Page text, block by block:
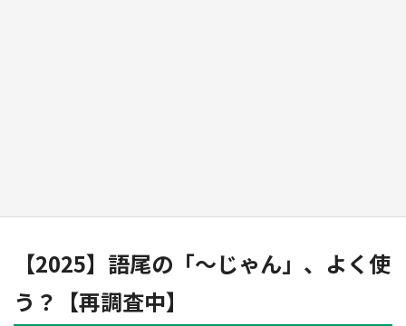
【2025】語尾の「～じゃん」、よく使
う？【再調査中】